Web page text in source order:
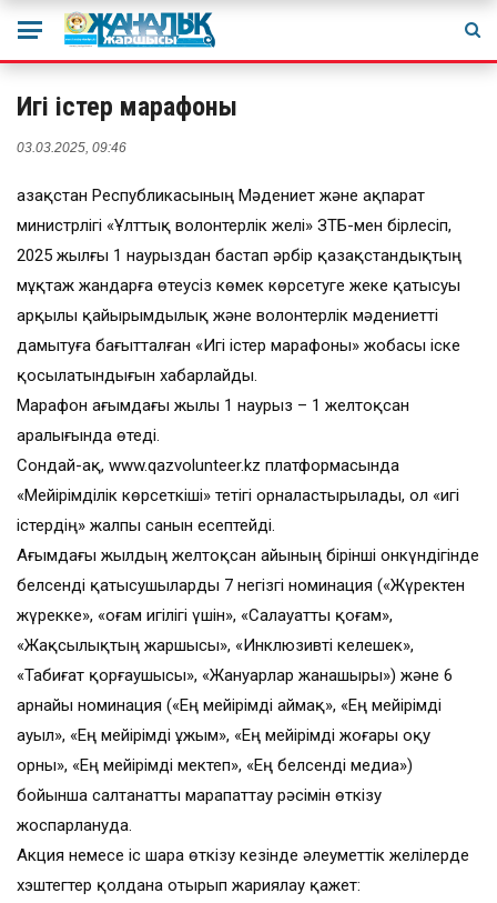
Игі істер марафоны
03.03.2025, 09:46
Қазақстан Республикасының Мәдениет және ақпарат
министрлігі «Ұлттық волонтерлік желі» ЗТБ-мен бірлесіп,
2025 жылғы 1 наурыздан бастап әрбір қазақстандықтың
мұқтаж жандарға өтеусіз көмек көрсетуге жеке қатысуы
арқылы қайырымдылық және волонтерлік мәдениетті
дамытуға бағытталған «Игі істер марафоны» жобасы іске
қосылатындығын хабарлайды.
Марафон ағымдағы жылы 1 наурыз – 1 желтоқсан
аралығында өтеді.
Сондай-ақ, www.qazvolunteer.kz платформасында
«Мейірімділік көрсеткіші» тетігі орналастырылады, ол «игі
істердің» жалпы санын есептейді.
Ағымдағы жылдың желтоқсан айының бірінші онкүндігінде
белсенді қатысушыларды 7 негізгі номинация («Жүректен
жүрекке», «Қоғам игілігі үшін», «Салауатты қоғам»,
«Жақсылықтың жаршысы», «Инклюзивті келешек»,
«Табиғат қорғаушысы», «Жануарлар жанашыры») және 6
арнайы номинация («Ең мейірімді аймақ», «Ең мейірімді
ауыл», «Ең мейірімді ұжым», «Ең мейірімді жоғары оқу
орны», «Ең мейірімді мектеп», «Ең белсенді медиа»)
бойынша салтанатты марапаттау рәсімін өткізу
жоспарлануда.
Акция немесе іс шара өткізу кезінде әлеуметтік желілерде
хэштегтер қолдана отырып жариялау қажет: